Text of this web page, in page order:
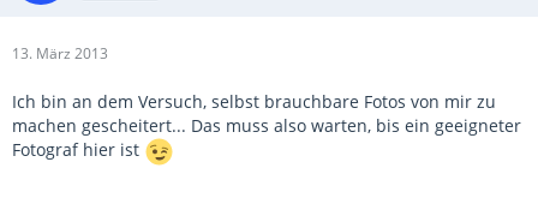
13. März 2013
Ich bin an dem Versuch, selbst brauchbare Fotos von mir zu
machen gescheitert... Das muss also warten, bis ein geeigneter
Fotograf hier ist